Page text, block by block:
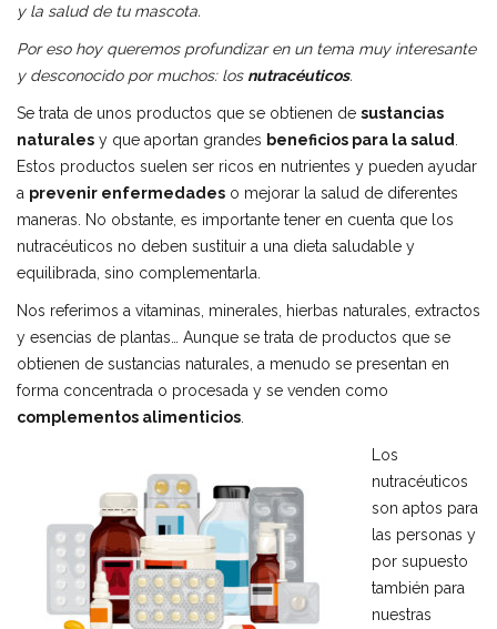
y la salud de tu mascota.
Por eso hoy queremos profundizar en un tema muy interesante
y desconocido por muchos: los nutracéuticos.
Se trata de unos productos que se obtienen de sustancias
naturales y que aportan grandes beneficios para la salud
Estos productos suelen ser ricos en nutrientes y pueden ayudar
a prevenir enfermedades o mejorar la salud de diferentes
maneras. No obstante, es importante tener en cuenta que los
nutracéuticos no deben sustituir a una dieta saludable y
equilibrada, sino complementarla.
Nos referimos a vitaminas, minerales, hierbas naturales, extractos
y esencias de plantas… Aunque se trata de productos que se
obtienen de sustancias naturales, a menudo se presentan en
forma concentrada o procesada y se venden como
complementos alimenticios
Los
nutracéuticos
son aptos para
las personas y
por supuesto
también para
nuestras